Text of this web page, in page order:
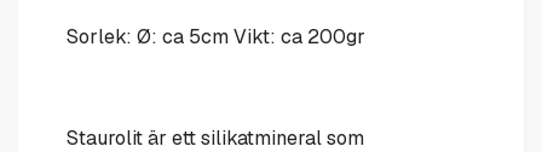
Sorlek: Ø: ca 5cm Vikt: ca 200gr
Staurolit är ett silikatmineral som